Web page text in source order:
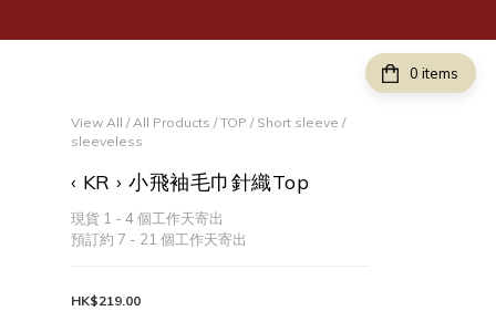
items
View All /All Products /TOP / Short sleeve /
sleeveless
‹ KR › 小飛袖毛巾針織Top
現貨 1 - 4 個工作天寄出
預訂約 7 - 21 個工作天寄出
HK$219.00